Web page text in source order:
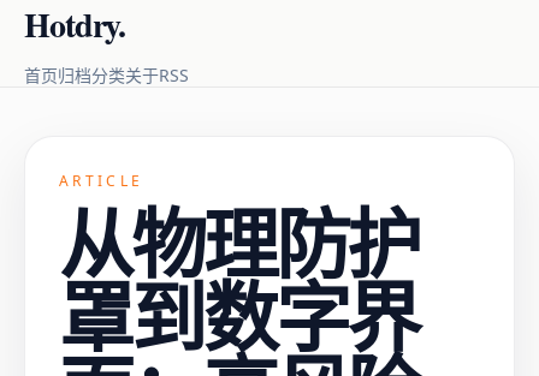
Hotdry.
首页归档分类关于RSS
ARTICLE
从物理防护
罩到数字界